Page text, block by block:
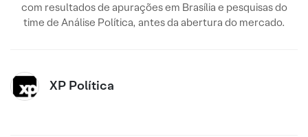
com resultados de apurações em Brasília e pesquisas do
time de Análise Política, antes da abertura do mercado.
XP Política